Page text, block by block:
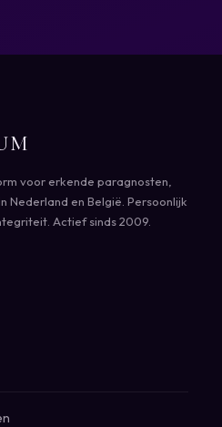
voor erkende paragnosten,
Nederland en België. Persoonlijk
Actief sinds 2009.